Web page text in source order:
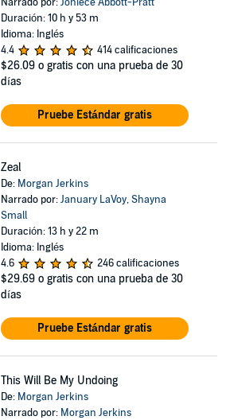
Duración: 10 h y 53 m
Idioma: Inglés
4.4
414 calificaciones
$26.09 o gratis con una prueba de 30
días
Pruebe Estándar gratis
Zeal
De: Morgan Jerkins
Narrado por:January LaVoy,Shayna
Small
Duración: 13 h y 22 m
Idioma: Inglés
4.6
246 calificaciones
$29.69 o gratis con una prueba de 30
días
Pruebe Estándar gratis
This Will Be My Undoing
De: Morgan Jerkins
Narrado por: Morgan Jerkins